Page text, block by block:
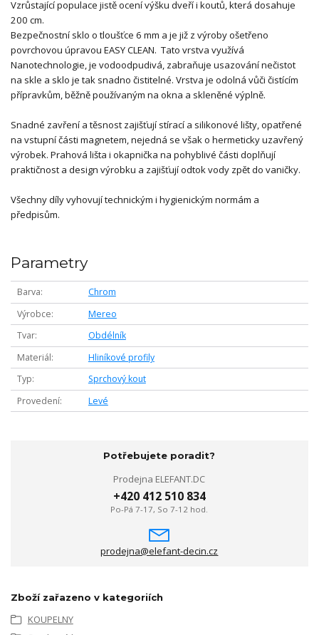
Vzrůstající populace jistě ocení výšku dveří i koutů, která dosahuje
200 cm.
Bezpečnostní sklo o tloušťce 6 mm a je již z výroby ošetřeno
povrchovou úpravou EASY CLEAN. Tato vrstva využívá
Nanotechnologie, je vodoodpudivá, zabraňuje usazování nečistot
na skle a sklo je tak snadno čistitelné. Vrstva je odolná vůči čistícím
přípravkům, běžně používaným na okna a skleněné výplně.
Snadné zavření a těsnost zajišťují stírací a silikonové lišty, opatřené
na vstupní části magnetem, nejedná se však o hermeticky uzavřený
výrobek. Prahová lišta i okapnička na pohyblivé části doplňují
praktičnost a design výrobku a zajišťují odtok vody zpět do vaničky.
Všechny díly vyhovují technickým i hygienickým normám a
předpisům.
Parametry
Barva
Chrom
Výrobce
Mereo
Tvar
Obdélník
Materiál
Hliníkové profily
Typ
Sprchový kout
Provedení
Levé
Potřebujete poradit?
Prodejna ELEFANT.DC
+420 412 510 834
Po-Pá 7-17, So 7-12 hod.
prodejna@elefant-decin.cz
Zboží zařazeno v kategoriích
KOUPELNY